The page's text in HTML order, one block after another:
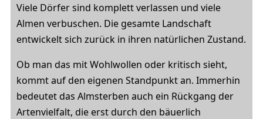
Viele Dörfer sind komplett verlassen und viele
Almen verbuschen. Die gesamte Landschaft
entwickelt sich zurück in ihren natürlichen Zustand.
Ob man das mit Wohlwollen oder kritisch sieht,
kommt auf den eigenen Standpunkt an. Immerhin
bedeutet das Almsterben auch ein Rückgang der
Artenvielfalt, die erst durch den bäuerlich